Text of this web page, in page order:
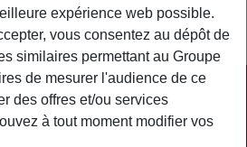
contrat en complémentaire santé ou
mutuelle.
expérience web possible.
vous consentez au dépôt de
similaires permettant au Groupe
de mesurer l'audience de ce
des offres et/ou services
à tout moment modifier vos